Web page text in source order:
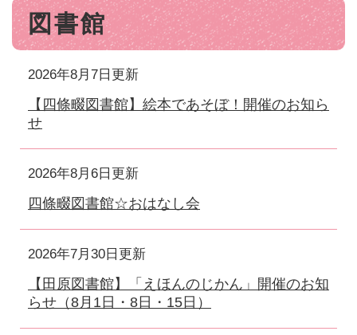
本
文 図書館
2026年8月7日更新
【四條畷図書館】絵本であそぼ！開催のお知ら
せ
2026年8月6日更新
四條畷図書館☆おはなし会
2026年7月30日更新
【田原図書館】「えほんのじかん」開催のお知
らせ（8月1日・8日・15日）